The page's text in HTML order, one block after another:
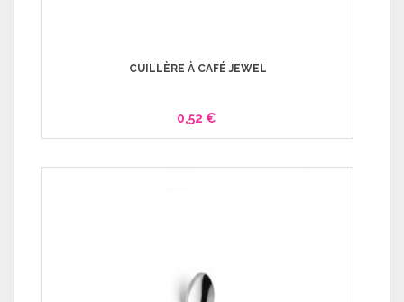
CUILLÈRE À CAFÉ JEWEL
0,52 €